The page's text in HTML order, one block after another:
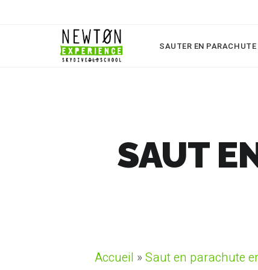
SAUTER EN PARACHUTE
SAUT
Accueil » Saut en parachute